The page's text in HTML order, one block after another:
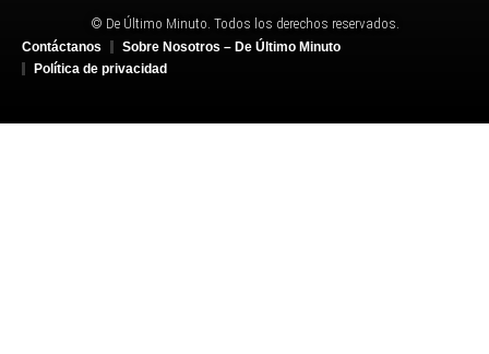
© De Último Minuto. Todos los derechos reservados.
Contáctanos
Sobre Nosotros – De Último Minuto
Política de privacidad